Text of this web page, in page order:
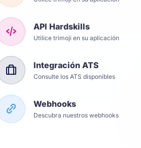
API Hardskills
Utilice trimoji en su aplicación
Integración ATS
Consulte los ATS disponibles
Webhooks
Descubra nuestros webhooks